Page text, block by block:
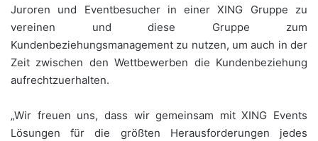
Juroren und Eventbesucher in einer XING Gruppe zu
vereinen und diese Gruppe zum
Kundenbeziehungsmanagement zu nutzen, um auch in der
Zeit zwischen den Wettbewerben die Kundenbeziehung
aufrechtzuerhalten.
„Wir freuen uns, dass wir gemeinsam mit XING Events
Lösungen für die größten Herausforderungen jedes